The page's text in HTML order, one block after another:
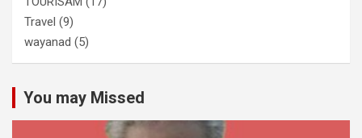
Travel (9)
wayanad (5)
You may Missed